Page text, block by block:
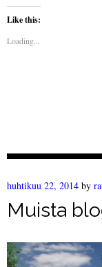
Like this:
Loading...
huhtikuu 22, 2014 by
Muista